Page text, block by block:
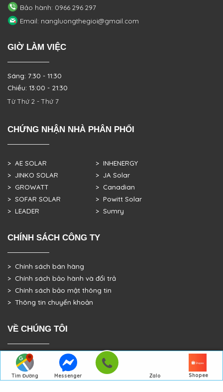
Tìm Đường
Messenger
Zalo Shopee
Bảo hành: 0966 296 297
Email: nangluongthegioi@gmail.com
GIỜ LÀM VIỆC
Sáng: 7:30 - 11:30
Chiều: 13:00 - 21:30
Từ Thứ 2 - Thứ 7
CHỨNG NHẬN NHÀ PHÂN PHỐI
> AE SOLAR
> JINKO SOLAR
> GROWATT
> SOFAR SOLAR
> LEADER
> INHENERGY
> JA Solar
> Canadian
> Powitt Solar
> Sumry
CHÍNH SÁCH CÔNG TY
> Chính sách bán hàng
> Chính sách bảo hành và đổi trả
> Chính sách bảo mật thông tin
> Thông tin chuyển khoản
VỀ CHÚNG TÔI
> GIỚI THIỆU
> TRANG CHỦ
> DỰ ÁN THỰC TẾ